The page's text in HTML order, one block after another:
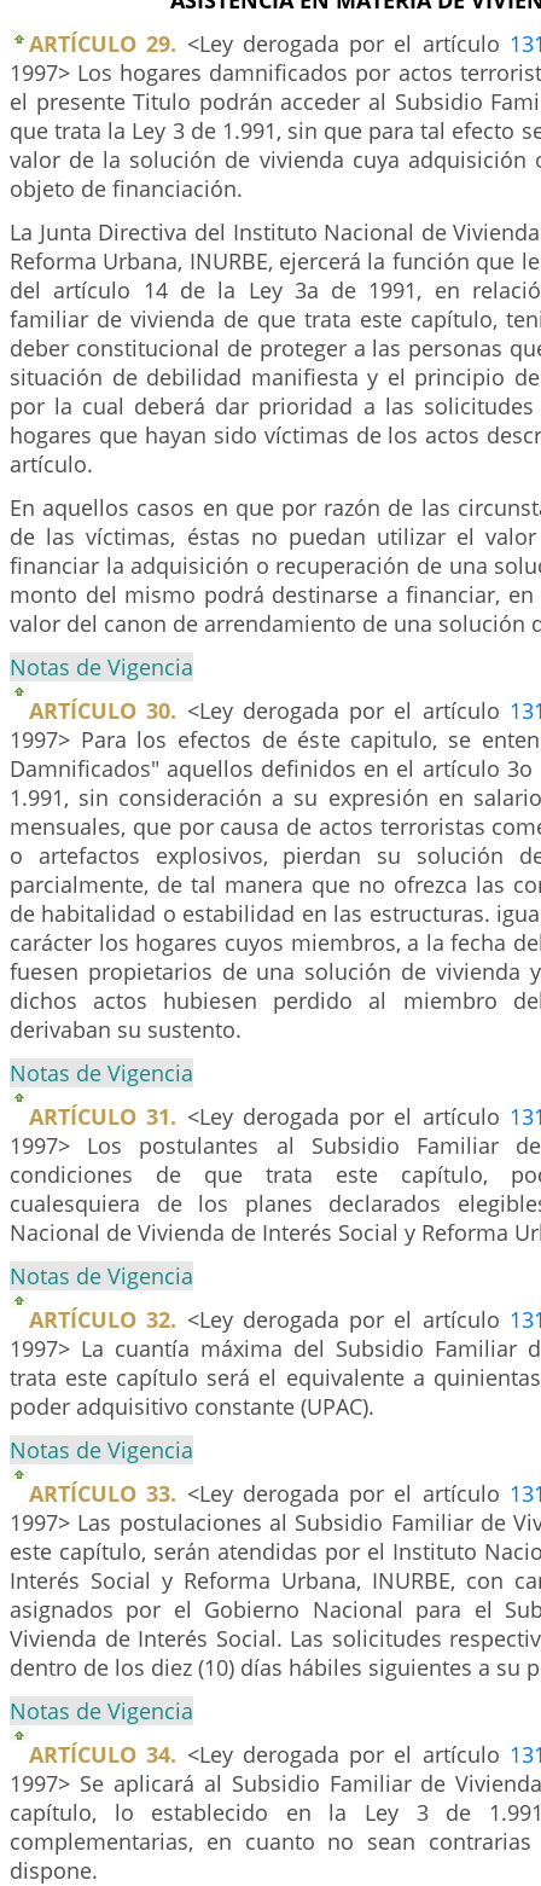
ARTÍCULO 29. <Ley derogada por el artículo
1997> Los hogares damnificados por actos
el presente Titulo podrán acceder al Subsidio
que trata la Ley 3 de 1.991, sin que para tal efecto
valor de la solución de vivienda cuya adquisición
objeto de financiación.
La Junta Directiva del Instituto Nacional de
Reforma Urbana, INURBE, ejercerá la función que
del artículo 14 de la Ley 3a de 1991, en
familiar de vivienda de que trata este capítulo,
deber constitucional de proteger a las personas
situación de debilidad manifiesta y el principio
por la cual deberá dar prioridad a las
hogares que hayan sido víctimas de los actos
artículo.
En aquellos casos en que por razón de las
de las víctimas, éstas no puedan utilizar el
financiar la adquisición o recuperación de una
monto del mismo podrá destinarse a financiar,
valor del canon de arrendamiento de una solución
Notas de Vigencia
ARTÍCULO 30. <Ley derogada por el artículo
1997> Para los efectos de éste capitulo, se
Damnificados" aquellos definidos en el artículo 3o
1.991, sin consideración a su expresión en
mensuales, que por causa de actos terroristas
o artefactos explosivos, pierdan su solución
parcialmente, de tal manera que no ofrezca las
de habitalidad o estabilidad en las estructuras.
carácter los hogares cuyos miembros, a la fecha
fuesen propietarios de una solución de vivienda
dichos actos hubiesen perdido al miembro
derivaban su sustento.
Notas de Vigencia
ARTÍCULO 31. <Ley derogada por el artículo
1997> Los postulantes al Subsidio Familiar
condiciones de que trata este capítulo,
cualesquiera de los planes declarados
Nacional de Vivienda de Interés Social y Reforma
Notas de Vigencia
ARTÍCULO 32. <Ley derogada por el artículo
1997> La cuantía máxima del Subsidio Familiar
trata este capítulo será el equivalente a
poder adquisitivo constante (UPAC).
Notas de Vigencia
ARTÍCULO 33. <Ley derogada por el artículo
1997> Las postulaciones al Subsidio Familiar de
este capítulo, serán atendidas por el Instituto
Interés Social y Reforma Urbana, INURBE, con
asignados por el Gobierno Nacional para el
Vivienda de Interés Social. Las solicitudes
dentro de los diez (10) días hábiles siguientes a su
Notas de Vigencia
ARTÍCULO 34. <Ley derogada por el artículo
1997> Se aplicará al Subsidio Familiar de
capítulo, lo establecido en la Ley 3 de
complementarias, en cuanto no sean
dispone.